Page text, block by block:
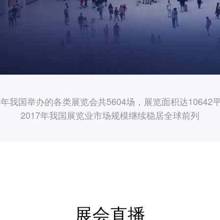
我国举办的各类展览会共5604场，展览面积达10642
2017年我国展览业市场规模继续稳居全球前列
展会直播